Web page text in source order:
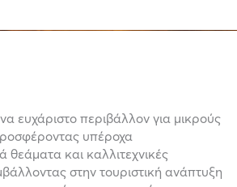
ευχάριστο περιβάλλον για μικρούς
υπέροχα
θεάματα και καλλιτεχνικές
στην τουριστική ανάπτυξη